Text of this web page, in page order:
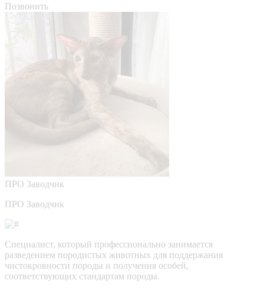
Позвонить
ПРО Заводчик
ПРО Заводчик
Специалист, который профессионально занимается
разведением породистых животных для поддержания
чистокровности породы и получения особей,
соответствующих стандартам породы.